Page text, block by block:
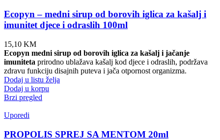
Ecopyn – medni sirup od borovih iglica za kašalj i
imunitet djece i odraslih 100ml
15,10 KM
Ecopyn medni sirup od borovih iglica za kašalj i jačanje
imuniteta prirodno ublažava kašalj kod djece i odraslih, podržava
zdravu funkciju disajnih puteva i jača otpornost organizma.
Dodaj u listu želja
Dodaj u korpu
Brzi pregled
Uporedi
PROPOLIS SPREJ SA MENTOM 20ml